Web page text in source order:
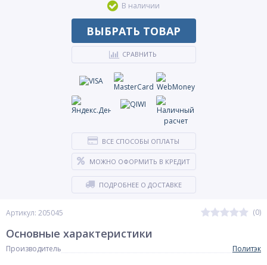
Артикул: 205045 (0)
В наличии
ВЫБРАТЬ ТОВАР
СРАВНИТЬ
ВСЕ СПОСОБЫ ОПЛАТЫ
МОЖНО ОФОРМИТЬ В КРЕДИТ
ПОДРОБНЕЕ О ДОСТАВКЕ
Основные характеристики
Производитель Политэк